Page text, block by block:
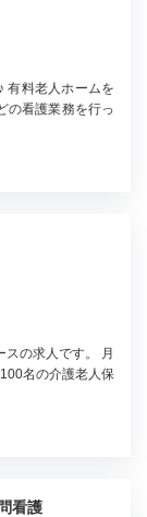
有料老人ホームを
の看護業務を行っ
の求人です。 月
名の介護老人保
看護